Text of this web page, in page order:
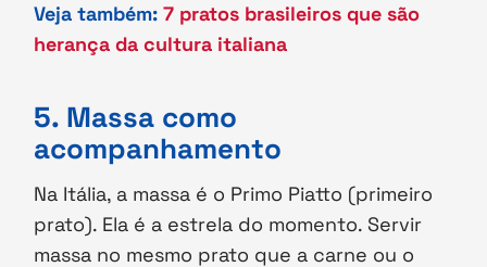
Veja também: 7 pratos brasileiros que são
herança da cultura italiana
5. Massa como
acompanhamento
Na Itália, a massa é o Primo Piatto (primeiro
prato). Ela é a estrela do momento. Servir
massa no mesmo prato que a carne ou o